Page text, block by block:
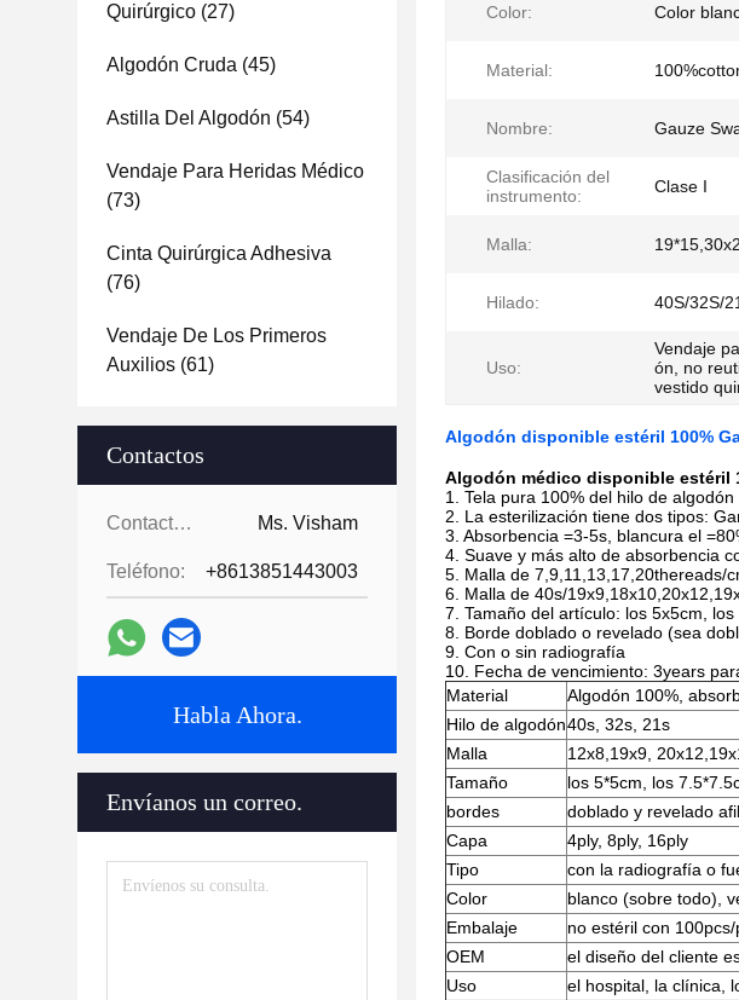
Quirúrgico (27)
Algodón Cruda (45)
Astilla Del Algodón (54)
Vendaje Para Heridas Médico
(73)
Cinta Quirúrgica Adhesiva
(76)
Vendaje De Los Primeros
Auxilios (61)
Contactos
Contactos: Ms. Visham
Teléfono: +8613851443003
Habla Ahora.
Envíanos un correo.
Color: Color
Material:
Nombre: Gauze
Clasificación del
instrumento:
Clase I
Malla:
Hilado: 40S/32S/
Uso:
Vendaje
ón, no
vestido
Algodón disponible estéril 100%
Algodón médico disponible estéril
1. Tela pura 100% del hilo de algodón
2. La esterilización tiene dos tipos:
3. Absorbencia =3-5s, blancura el
4. Suave y más alto de absorbencia
5. Malla de 7,9,11,13,17,20thereads/
6. Malla de 40s/
7. Tamaño del artículo: los 5x5cm, los
8. Borde doblado o revelado (sea
9. Con o sin radiografía
10. Fecha de vencimiento: 3years
Material
Algodón 100%,
Hilo de algodón40s, 32s, 21s
Malla
12x8,19x9,
Tamaño
los 5*5cm, los
bordes
doblado y revelado
Capa
4ply, 8ply, 16ply
Tipo
con la radiografía o
Color
blanco (sobre todo),
Embalaje
no estéril con
OEM
el diseño del cliente
Uso
el hospital, la clínica,